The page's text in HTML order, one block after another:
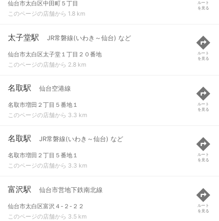
仙台市太白区中田町５丁目
このページの店舗から 1.8 km
ルート
を見る
太子堂駅 JR常磐線(いわき～仙台) など
仙台市太白区太子堂１丁目２０番地
このページの店舗から 2.8 km
ルート
を見る
名取駅 仙台空港線
名取市増田２丁目５番地１
このページの店舗から 3.3 km
ルート
を見る
名取駅 JR常磐線(いわき～仙台) など
名取市増田２丁目５番地１
このページの店舗から 3.3 km
ルート
を見る
富沢駅 仙台市営地下鉄南北線
仙台市太白区富沢４-２-２２
このページの店舗から 3.5 km
ルート
を見る